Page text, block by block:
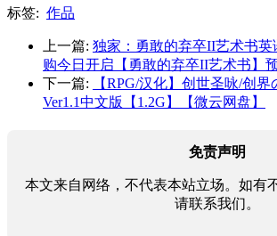
标签: 作品
上一篇: 独家：勇敢的弃卒II艺术书英
购今日开启【勇敢的弃卒II艺术书】
下一篇:
【RPG/汉化】创世圣咏/创
Ver1.1中文版【1.2G】【微云网盘】
免责声明
本文来自网络，不代表本站立场。如有
请联系我们。